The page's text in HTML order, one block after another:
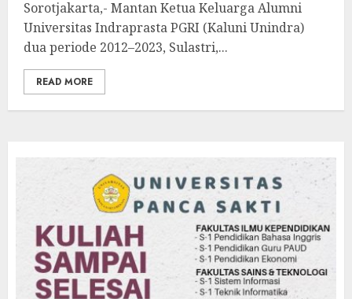
Sorotjakarta,- Mantan Ketua Keluarga Alumni
Universitas Indraprasta PGRI (Kaluni Unindra)
dua periode 2012–2023, Sulastri,...
READ MORE